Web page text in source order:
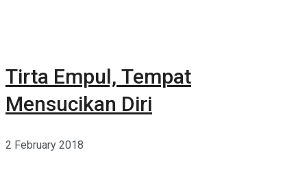
Tirta Empul, Tempat
Mensucikan Diri
2 February 2018